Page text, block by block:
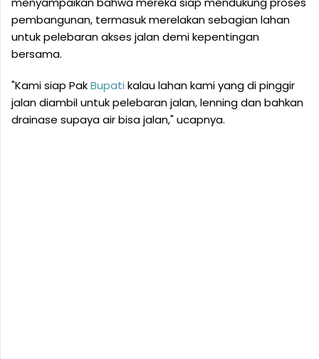
pembangunan, termasuk merelakan sebagian lahan
untuk pelebaran akses jalan demi kepentingan
bersama.
"Kami siap PakBupati kalau lahan kami yang di pinggir
jalan diambil untuk pelebaran jalan, lenning dan bahkan
drainase supaya air bisa jalan," ucapnya.